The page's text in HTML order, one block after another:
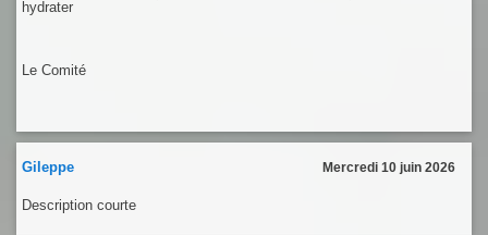
hydrater
Le Comité
Gileppe Mercredi 10 juin 2026
Description courte